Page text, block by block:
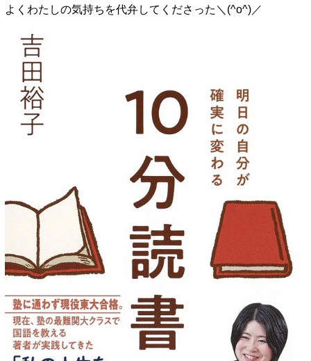
よくわたしの気持ちを代弁してくださった＼(^o^)／